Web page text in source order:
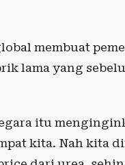
membuat
lama yang
itu
kita. Nah kita